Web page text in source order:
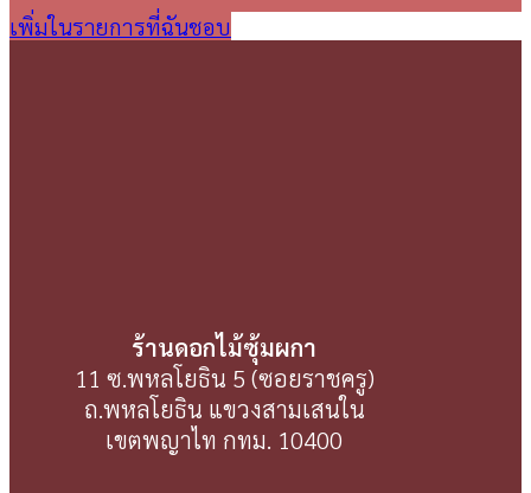
เพิ่มในรายการที่ฉันชอบ
ร้านดอกไม้ซุ้มผกา
11 ซ.พหลโยธิน 5 (ซอยราชครู)
ถ.พหลโยธิน แขวงสามเสนใน
เขตพญาไท กทม. 10400